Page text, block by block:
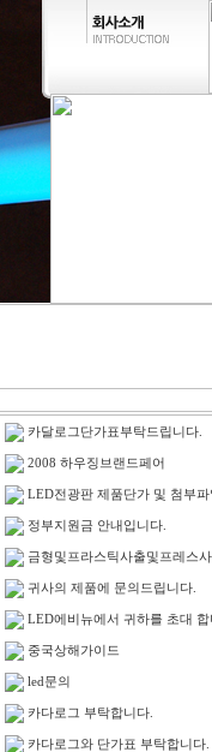
카달로그단가표부탁드립니다.
2008 하우징브랜드페어
LED전광판 제품단가 및 첨부파
정부지원금 안내입니다.
금형및프라스틱사출및프레스
귀사의 제품에 문의드립니다.
LED에비뉴에서 귀하를 초대 합
중국상해가이드
led문의
카다로그 부탁합니다.
카다로그와 단가표 부탁합니다.